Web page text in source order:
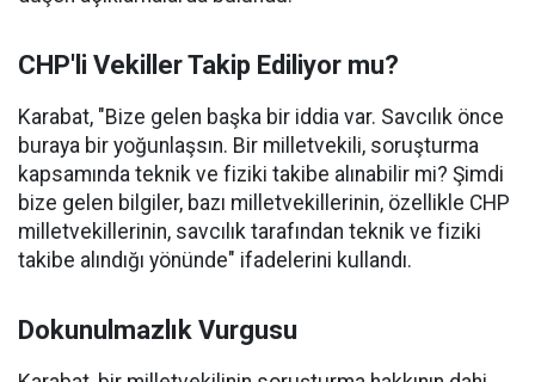
CHP'li Vekiller Takip Ediliyor mu?
Karabat, "Bize gelen başka bir iddia var. Savcılık önce
buraya bir yoğunlaşsın. Bir milletvekili, soruşturma
kapsamında teknik ve fiziki takibe alınabilir mi? Şimdi
bize gelen bilgiler, bazı milletvekillerinin, özellikle CHP
milletvekillerinin, savcılık tarafından teknik ve fiziki
takibe alındığı yönünde" ifadelerini kullandı.
Dokunulmazlık Vurgusu